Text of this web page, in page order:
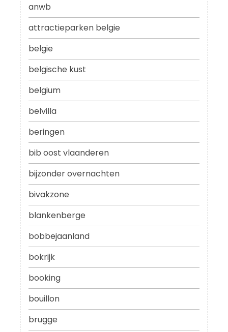
anwb
attractieparken belgie
belgie
belgische kust
belgium
belvilla
beringen
bib oost vlaanderen
bijzonder overnachten
bivakzone
blankenberge
bobbejaanland
bokrijk
booking
bouillon
brugge